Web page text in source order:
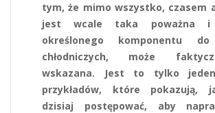
tym, że mimo wszystko, czasem
jest wcale taka poważna i
określonego komponentu do
chłodniczych, może
wskazana. Jest to tylko
przykładów, które pokazują,
dzisiaj postępować, aby